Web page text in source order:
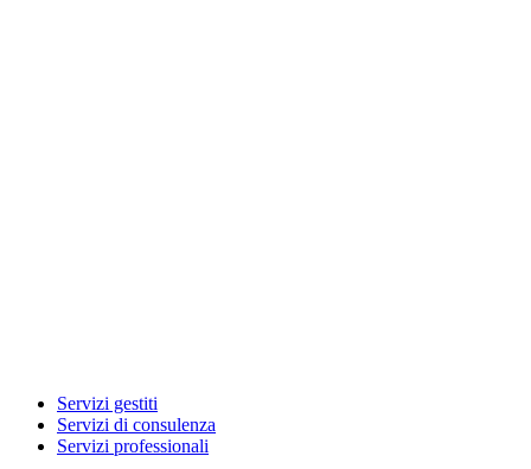
Servizi gestiti
Servizi di consulenza
Servizi professionali